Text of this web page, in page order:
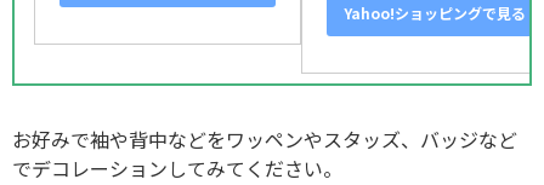
Yahoo!ショッピングで見る
お好みで袖や背中などをワッペンやスタッズ、バッジなど
でデコレーションしてみてください。